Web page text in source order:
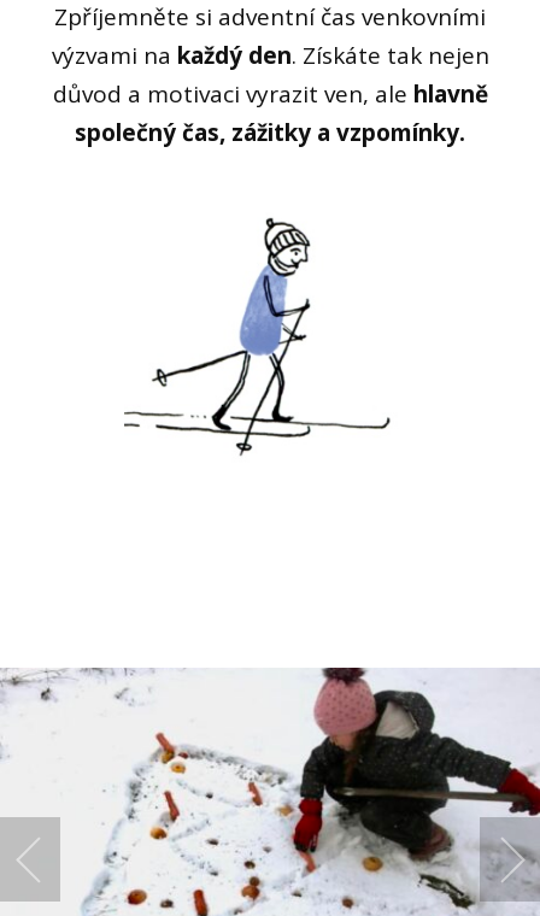
Zpříjemněte si adventní čas venkovními
výzvami na každý den. Získáte tak nejen
důvod a motivaci vyrazit ven, ale hlavně
společný čas, zážitky a vzpomínky.